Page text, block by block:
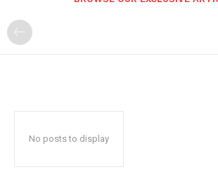
No posts to display